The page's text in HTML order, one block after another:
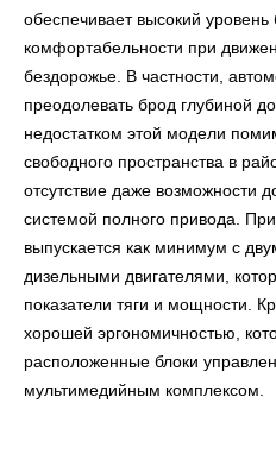
обеспечивает высокий уровень
комфортабельности при
бездорожье. В частности,
преодолевать брод глубиной
недостатком этой модели
свободного пространства в
отсутствие даже возможности
системой полного привода.
выпускается как минимум с
дизельными двигателями,
показатели тяги и мощности.
хорошей эргономичностью,
расположенные блоки
мультимедийным комплексом.